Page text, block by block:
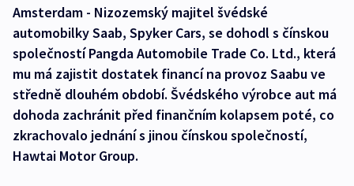
Amsterdam - Nizozemský majitel švédské
automobilky Saab, Spyker Cars, se dohodl s čínskou
společností Pangda Automobile Trade Co. Ltd., která
mu má zajistit dostatek financí na provoz Saabu ve
středně dlouhém období. Švédského výrobce aut má
dohoda zachránit před finančním kolapsem poté, co
zkrachovalo jednání s jinou čínskou společností,
Hawtai Motor Group.